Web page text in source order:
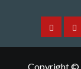
Home
Copyright ©